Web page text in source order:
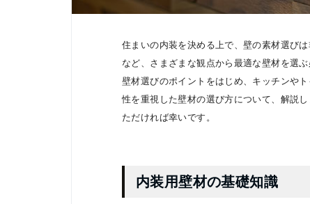
住まいの内装を決める上で、壁の素材選び
など、さまざまな観点から最適な壁材を選
壁材選びのポイントをはじめ、キッチンや
性を重視した壁材の選び方について、解説
ただければ幸いです。
内装用壁材の基礎知識